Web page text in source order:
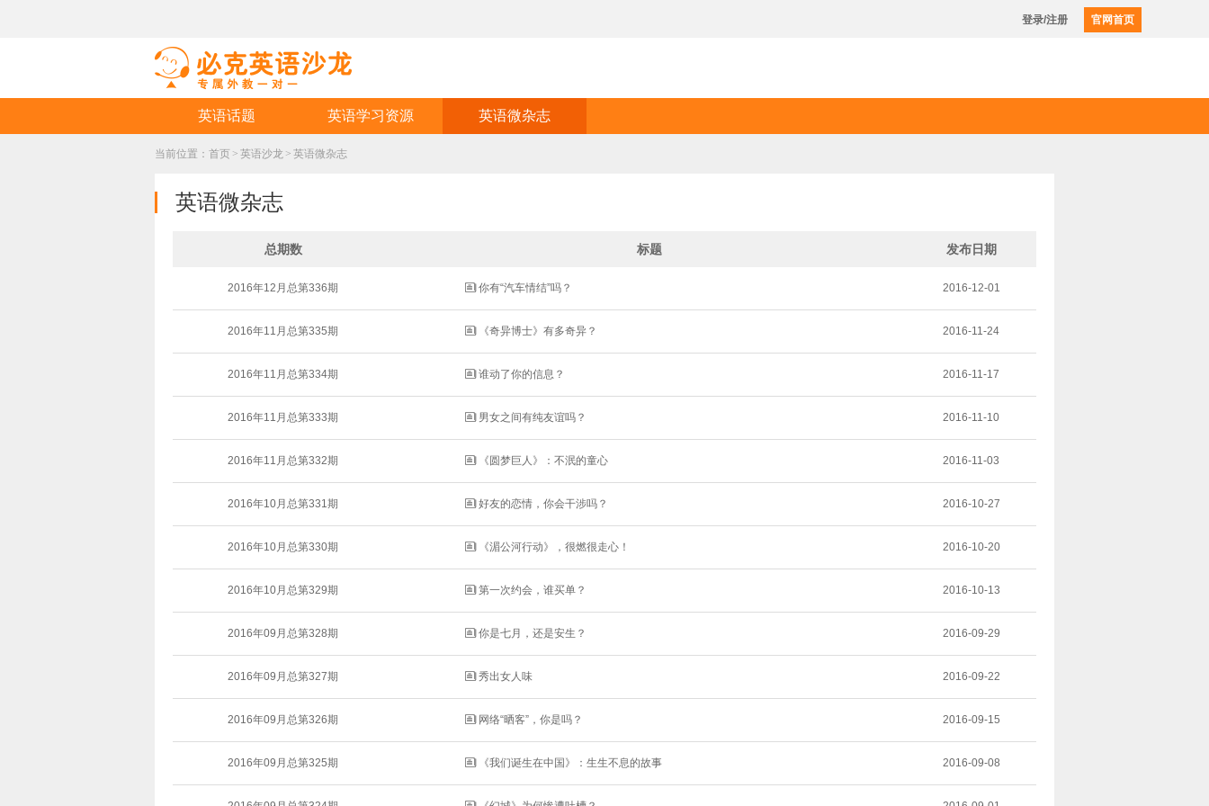
登录/注册 官网首页
英语话题 英语学习资源 英语微杂志
当前位置： 首页 > 英语沙龙 > 英语微杂志
英语微杂志
总期数 标题 发布日期
2016年12月总第336期 你有“汽车情结”吗？ 2016-12-01
2016年11月总第335期 《奇异博士》有多奇异？ 2016-11-24
2016年11月总第334期 谁动了你的信息？ 2016-11-17
2016年11月总第333期 男女之间有纯友谊吗？ 2016-11-10
2016年11月总第332期 《圆梦巨人》：不泯的童心 2016-11-03
2016年10月总第331期 好友的恋情，你会干涉吗？ 2016-10-27
2016年10月总第330期 《湄公河行动》，很燃很走心！ 2016-10-20
2016年10月总第329期 第一次约会，谁买单？ 2016-10-13
2016年09月总第328期 你是七月，还是安生？ 2016-09-29
2016年09月总第327期 秀出女人味 2016-09-22
2016年09月总第326期 网络“晒客”，你是吗？ 2016-09-15
2016年09月总第325期 《我们诞生在中国》：生生不息的故事 2016-09-08